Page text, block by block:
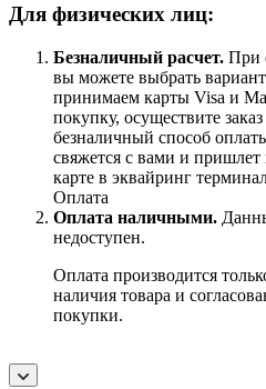
Для физических лиц:
Безналичный расчет. При
вы можете выбрать
принимаем карты Visa и
покупку, осуществите
безналичный способ
свяжется с вами и
карте в эквайринг
Оплата
Оплата наличными.
недоступен.
Оплата производится
наличия товара и
покупки.